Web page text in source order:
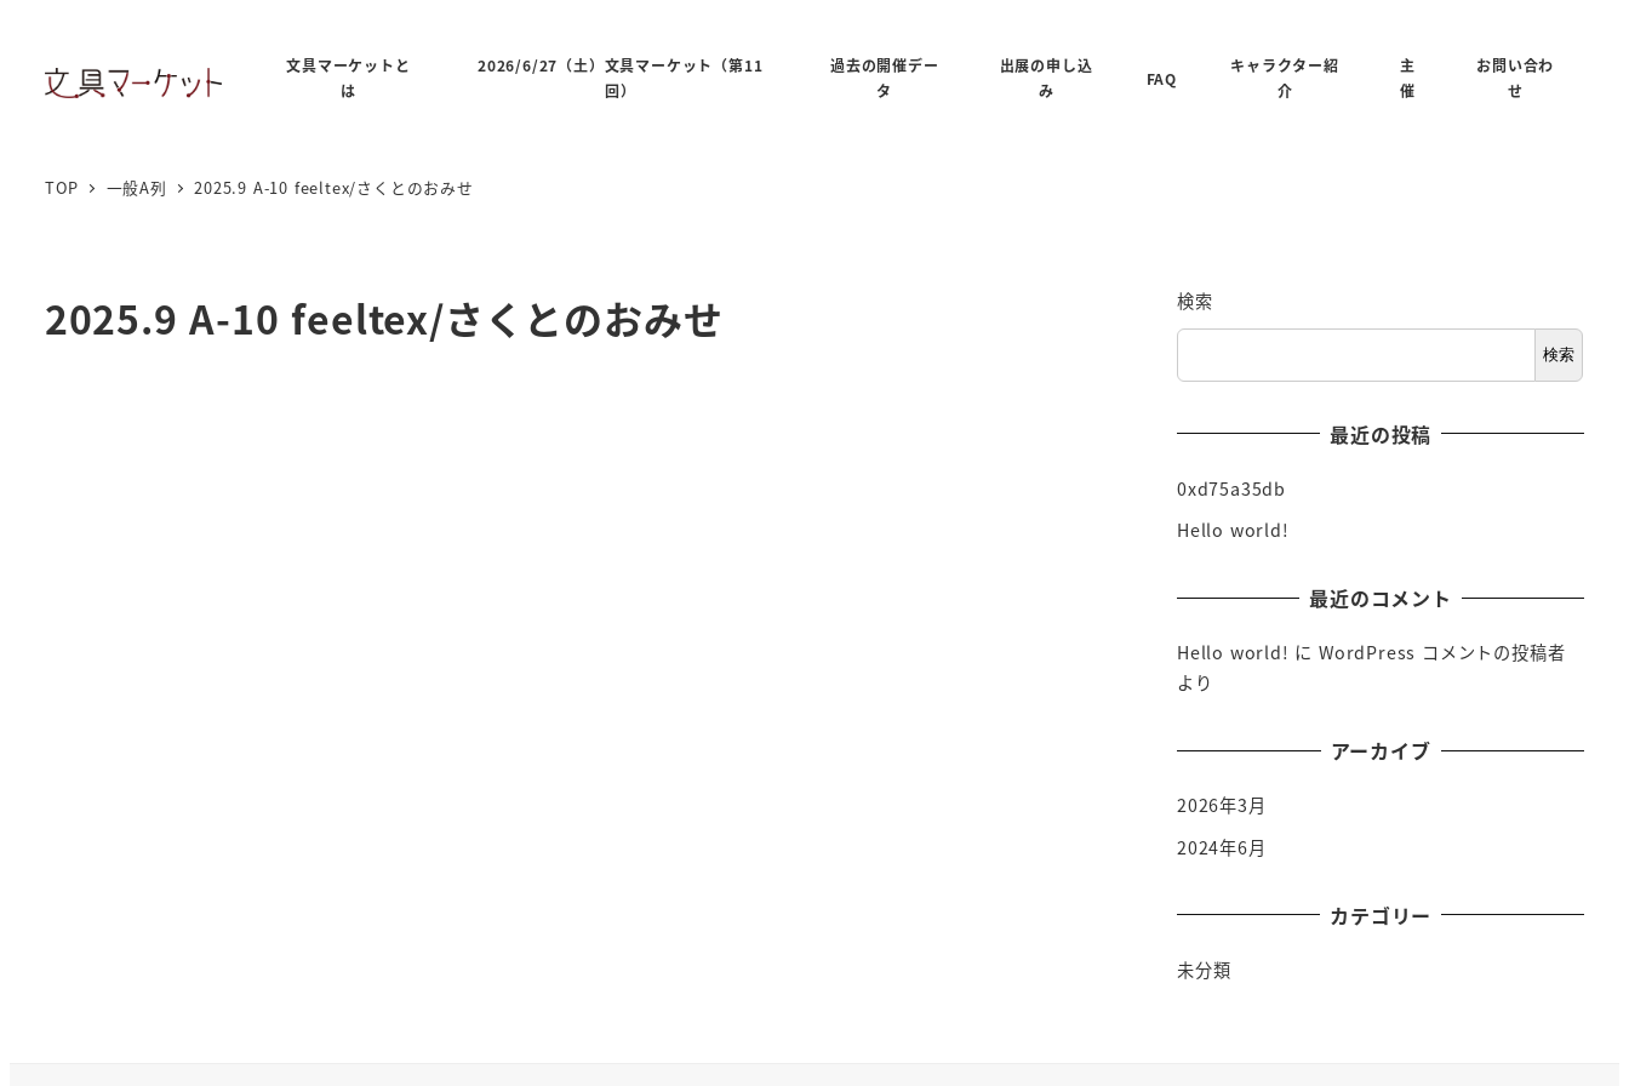
文具マーケットと
は
2026/6/27（土）文具マーケット（第11
回）
過去の開催デー
タ
出展の申し込
み
FAQ
キャラクター紹
介
主
催
お問い合わ
せ
TOP 一般A列 2025.9 A-10 feeltex/さくとのおみせ
2025.9 A-10 feeltex/さくとのおみせ 検索
検索
最近の投稿
0xd75a35db
Hello world!
最近のコメント
Hello world! にWordPress コメントの投稿者
より
アーカイブ
2026年3月
2024年6月
カテゴリー
未分類